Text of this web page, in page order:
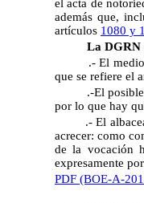
el acta de
además que,
artículos 1080 y
La DGRN
.- El
que se refiere el
.-El
por lo que hay
.- El
acrecer: como
de la vocación
expresamente
PDF (BOE-A-